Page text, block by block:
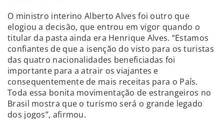
O ministro interino Alberto Alves foi outro que
elogiou a decisão, que entrou em vigor quando o
titular da pasta ainda era Henrique Alves. “Estamos
confiantes de que a isenção do visto para os turistas
das quatro nacionalidades beneficiadas foi
importante para a atrair os viajantes e
consequentemente de mais receitas para o País.
Toda essa bonita movimentação de estrangeiros no
Brasil mostra que o turismo será o grande legado
dos jogos”, afirmou.